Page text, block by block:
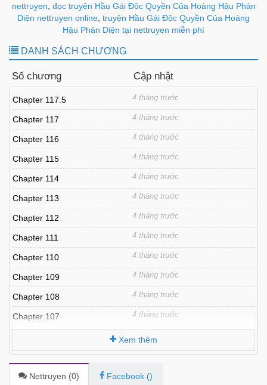
cô củng cố lời thề sẽ giúp đỡ cô ấy. Tuy nhiên, Paresa thực chất
là một hiệp sĩ chạy trốn khỏi vương quốc khác và danh tính của
cô đã bị phát hiện bởi thái tử, người nghi ngờ cô là gián điệp. Mặc
tâm của cô, nhưng lòng trung thành kiên định của Paresa với
gây nguy hiểm cho họ hay nó sẽ tạo nên những mối liên kết bất
ngờ trong trò chơi lừa dối và trung thành nguy hiểm này?
nettruyen đọc truyện Hầu Gái Độc Quyền Của Hoàng Hậu Phản
Diện nettruyen online truyện Hầu Gái Độc Quyền Của Hoàng
Hậu Phản Diện tại nettruyen miễn phí
DANH SÁCH CHƯƠNG
Số chương Cập nhật
Chapter 117.5 4 tháng trước
Chapter 117 4 tháng trước
Chapter 116 4 tháng trước
Chapter 115 4 tháng trước
Chapter 114 4 tháng trước
Chapter 113 4 tháng trước
Chapter 112 4 tháng trước
Chapter 111 4 tháng trước
Chapter 110 4 tháng trước
Chapter 109 4 tháng trước
Chapter 108 4 tháng trước
Chapter 107 4 tháng trước
Chapter 105 4 tháng trước
Chapter 104 4 tháng trước
Xem thêm
Nettruyen (0) Facebook ()